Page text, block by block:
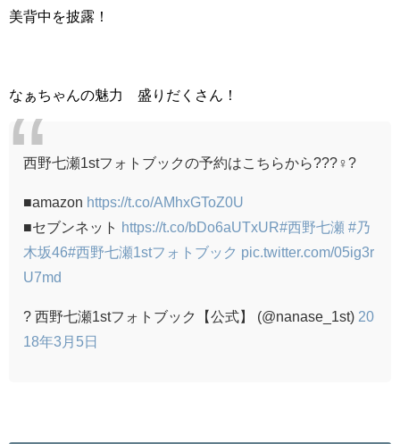
美背中を披露！
なぁちゃんの魅力 盛りだくさん！
西野七瀬1stフォトブックの予約はこちらから???♀?
■amazon https://t.co/AMhxGToZ0U
■セブンネット
https://t.co/bDo6aUTxUR#西野七瀬 #乃
木坂46#西野七瀬1stフォトブック pic.twitter.com/05ig3r
U7md
? 西野七瀬1stフォトブック【公式】 (@nanase_1st) 20
18年3月5日